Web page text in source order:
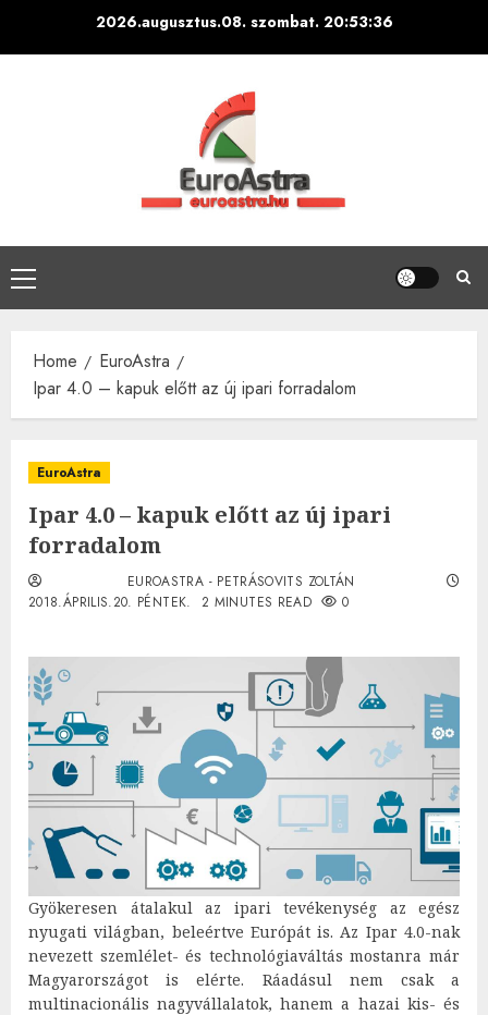
2026.augusztus.08. szombat. 20:53:36
Primary
Menu
Home
EuroAstra
Ipar 4.0 – kapuk előtt az új ipari forradalom
EuroAstra
Ipar 4.0 – kapuk előtt az új ipari
forradalom
EUROASTRA - PETRÁSOVITS ZOLTÁN
2018.ÁPRILIS.20. PÉNTEK.
2 MINUTES READ 0
Gyökeresen átalakul az ipari tevékenység az egész
nyugati világban, beleértve Európát is. Az Ipar 4.0-nak
nevezett szemlélet- és technológiaváltás mostanra már
Magyarországot is elérte. Ráadásul nem csak a
multinacionális nagyvállalatok, hanem a hazai kis- és